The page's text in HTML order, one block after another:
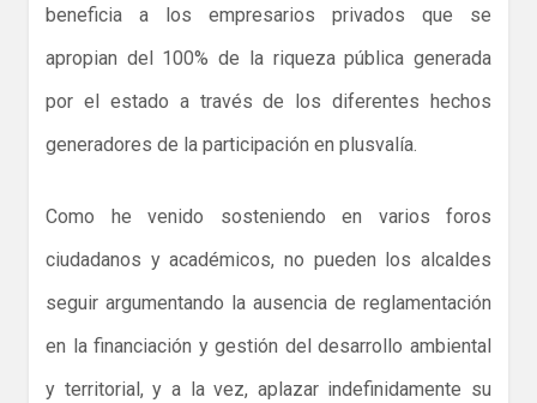
beneficia a los empresarios privados que se
apropian del 100% de la riqueza pública generada
por el estado a través de los diferentes hechos
generadores de la participación en plusvalía.
Como he venido sosteniendo en varios foros
ciudadanos y académicos, no pueden los alcaldes
seguir argumentando la ausencia de reglamentación
en la financiación y gestión del desarrollo ambiental
y territorial, y a la vez, aplazar indefinidamente su